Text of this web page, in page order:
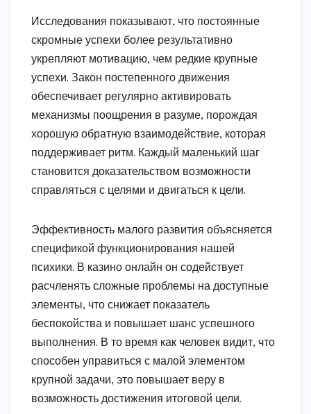
Исследования показывают, что постоянные
скромные успехи более результативно
укрепляют мотивацию, чем редкие крупные
успехи. Закон постепенного движения
обеспечивает регулярно активировать
механизмы поощрения в разуме, порождая
хорошую обратную взаимодействие, которая
поддерживает ритм. Каждый маленький шаг
становится доказательством возможности
справляться с целями и двигаться к цели.
Эффективность малого развития объясняется
спецификой функционирования нашей
психики. В казино онлайн он содействует
расчленять сложные проблемы на доступные
элементы, что снижает показатель
беспокойства и повышает шанс успешного
выполнения. В то время как человек видит, что
способен управиться с малой элементом
крупной задачи, это повышает веру в
возможность достижения итоговой цели.